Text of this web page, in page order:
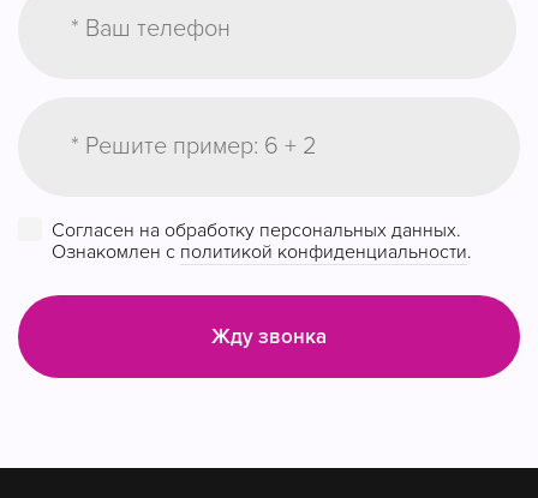
Согласен на обработку персональных данных.
Ознакомлен с политикой конфиденциальности.
Жду звонка